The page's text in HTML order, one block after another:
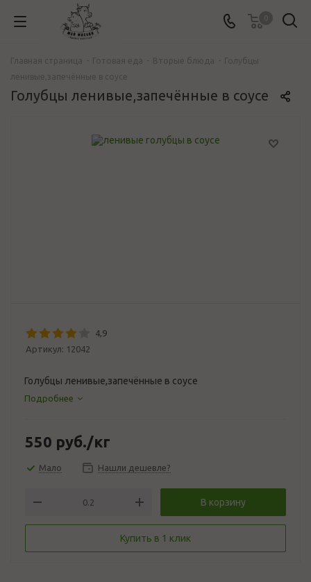
Голубцы ленивые,запечённые в соусе
4,9
Артикул: 12042
Голубцы ленивые,запечённые в соусе
Подробнее
550 руб./кг
Мало Нашли дешевле?
В корзину
Купить в 1 клик